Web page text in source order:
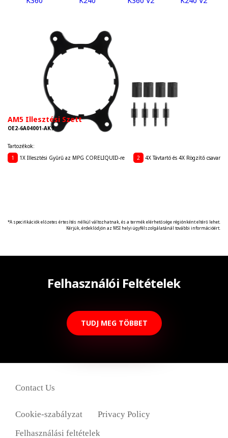
AM5 Illesztési Szett
OE2-6A04001-AK9
Tartozékok:
1
1X Illesztési Gyűrű az MPG CORELIQUID-re 2 4X Távtartó és 4X Rögzítő csavar
*A specifikációk előzetes értesítés nélkül változhatnak, és a termék elérhetősége régiónként eltérő lehet.
Kérjük, érdeklődjön az MSI helyi ügyfélszolgálatánál további információért.
Felhasználói Feltételek
TUDJ MEG TÖBBET
Cookie-szabályzat
Privacy Policy
Felhasználási feltételek
Contact Us